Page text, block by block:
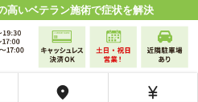
高いベテラン施術で症状を解決
room currency_yen